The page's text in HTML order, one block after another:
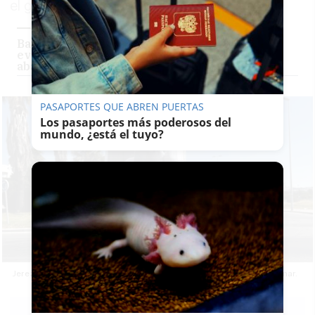
el gato que se busca en Jerez Sur
Baile para dar voz a los que no la tienen: el
evento solidario de la protectora No me
abandones en Jerez
Jerez Sur busca a Matty, un gato perdido con problemas para caminar.
PASAPORTES QUE ABREN PUERTAS
Los pasaportes más poderosos del
mundo, ¿está el tuyo?